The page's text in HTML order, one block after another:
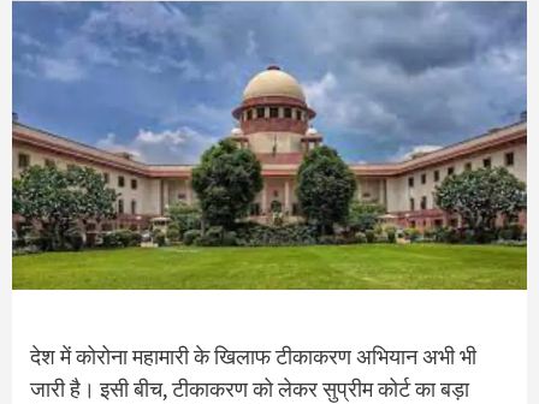
देश में कोरोना महामारी के खिलाफ टीकाकरण अभियान अभी भी
जारी है। इसी बीच, टीकाकरण को लेकर सुप्रीम कोर्ट का बड़ा